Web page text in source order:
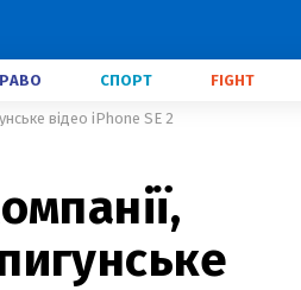
СПОРТ FIGHT
відео iPhone SE 2